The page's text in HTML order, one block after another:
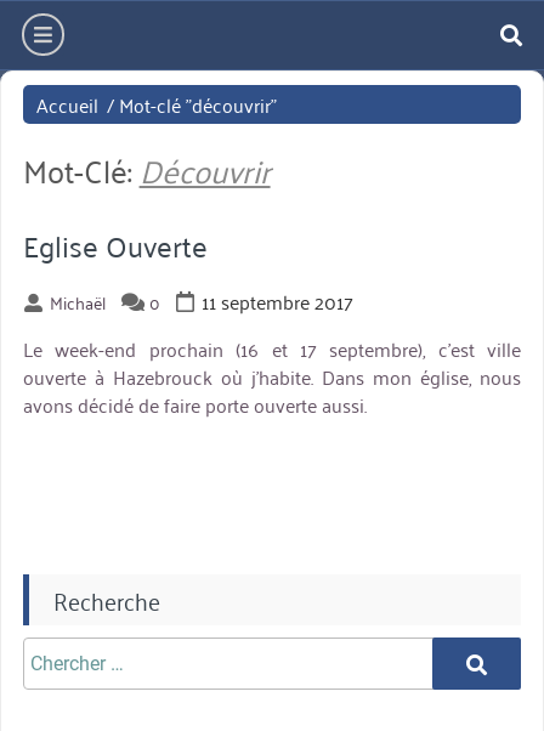
Aller
directement
au
contenu
hamburger
Accueil /Mot-clé "découvrir"
Mot-Clé: Découvrir
Eglise Ouverte
Michaël 0
11 septembre 2017
Le week-end prochain (16 et 17 septembre), c’est ville
ouverte à Hazebrouck où j’habite. Dans mon église, nous
avons décidé de faire porte ouverte aussi.
Recherche
Chercher
aprè:
Chercher